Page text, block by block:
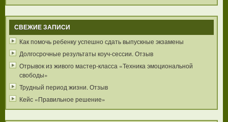
СВЕЖИЕ ЗАПИСИ
Как помочь ребенку успешно сдать выпускные экзамены
Долгосрочные результаты коуч-сессии. Отзыв
Отрывок из живого мастер-класса «Техника эмоциональной
свободы»
Трудный период жизни. Отзыв
Кейс «Правильное решение»